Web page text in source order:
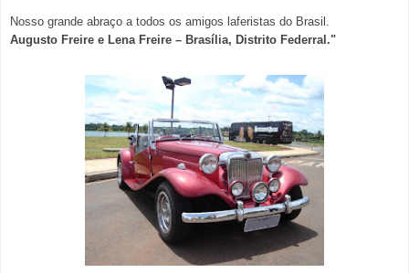
Nosso grande abraço a todos os amigos laferistas do Brasil.
Augusto Freire e Lena Freire – Brasília, Distrito Federral."